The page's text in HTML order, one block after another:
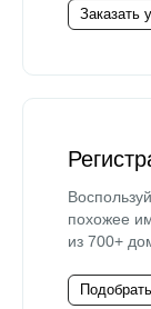
Заказать
похожее
из 700+